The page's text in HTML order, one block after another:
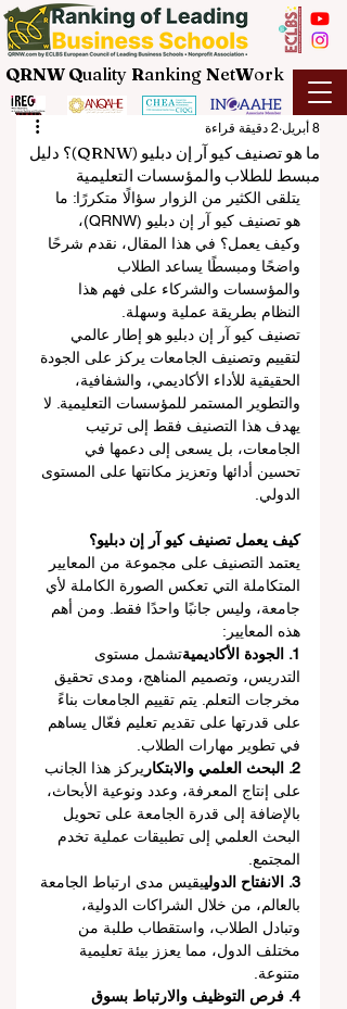
QRNW Quality Ranking NetWork
ما هو تصنيف كيو آر إن دبليو (QRNW)؟ دليل
مبسط للطلاب والمؤسسات التعليمية
8 أبريل 2 دقيقة قراءة
يتلقى الكثير من الزوار سؤالًا متكررًا: ما
هو تصنيف كيو آر إن دبليو (QRNW)،
وكيف يعمل؟ في هذا المقال، نقدم شرحًا
واضحًا ومبسطًا يساعد الطلاب
والمؤسسات والشركاء على فهم هذا
النظام بطريقة عملية وسهلة.
تصنيف كيو آر إن دبليو هو إطار عالمي
لتقييم وتصنيف الجامعات يركز على الجودة
الحقيقية للأداء الأكاديمي، والشفافية،
والتطوير المستمر للمؤسسات التعليمية. لا
يهدف هذا التصنيف فقط إلى ترتيب
الجامعات، بل يسعى إلى دعمها في
تحسين أدائها وتعزيز مكانتها على المستوى
الدولي.
كيف يعمل تصنيف كيو آر إن دبليو؟
يعتمد التصنيف على مجموعة من المعايير
المتكاملة التي تعكس الصورة الكاملة لأي
جامعة، وليس جانبًا واحدًا فقط. ومن أهم
هذه المعايير:
1. الجودة الأكاديمية
تشمل مستوى
التدريس، وتصميم المناهج، ومدى تحقيق
مخرجات التعلم. يتم تقييم الجامعات بناءً
على قدرتها على تقديم تعليم فعّال يساهم
في تطوير مهارات الطلاب.
2. البحث العلمي والابتكار
يركز هذا الجانب
على إنتاج المعرفة، وعدد ونوعية الأبحاث،
بالإضافة إلى قدرة الجامعة على تحويل
البحث العلمي إلى تطبيقات عملية تخدم
المجتمع.
3. الانفتاح الدولي
يقيس مدى ارتباط الجامعة
بالعالم، من خلال الشراكات الدولية،
وتبادل الطلاب، واستقطاب طلبة من
مختلف الدول، مما يعزز بيئة تعليمية
متنوعة.
4. فرص التوظيف والارتباط بسوق